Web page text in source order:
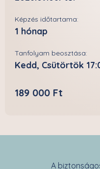
Képzés időtartama:
1 hónap
Tanfolyam beosztása:
Kedd, Csütörtök
189 000 Ft
A